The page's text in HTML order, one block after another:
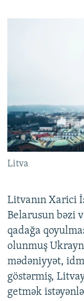
Litva
Litvanın Xarici
Belarusun bəzi
qadağa
olunmuş
mədəniyyət,
göstərmiş,
getmək